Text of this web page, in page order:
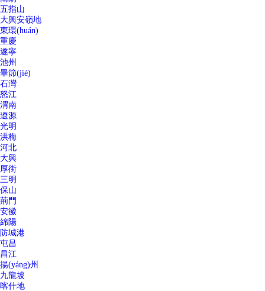
五指山
大興安嶺地
東環(huán)
重慶
遂寧
池州
畢節(jié)
石灣
怒江
渭南
遼源
光明
洪梅
河北
大興
厚街
三明
保山
荊門
安徽
綿陽
防城港
屯昌
昌江
揚(yáng)州
九龍坡
喀什地